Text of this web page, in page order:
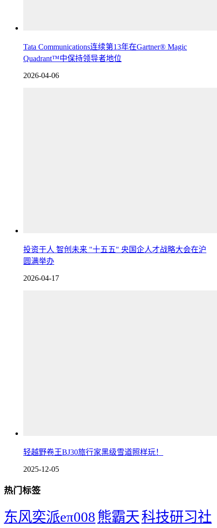
Tata Communications连续第13年在Gartner® Magic
Quadrant™中保持领导者地位
2026-04-06
投资于人 智创未来 "十五五" 央国企人才战略大会在沪
圆满举办
2026-04-17
轻越野卷王BJ30旅行家黑级雪道照样玩！
2025-12-05
热门标签
东风奕派eπ008 熊霸天科技研习社